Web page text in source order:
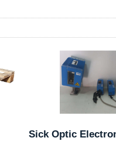
Sick Optic